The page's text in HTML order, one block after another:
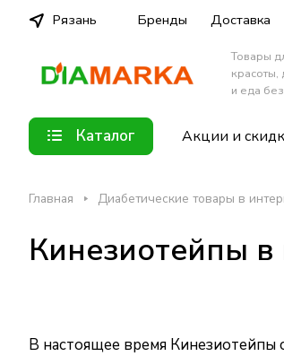
Рязань Бренды Доставка
Товары
красоты,
и еда
Каталог Акции и
Главная Диабетические товары в
Кинезиотейпы в
В настоящее время Кинезиотейпы